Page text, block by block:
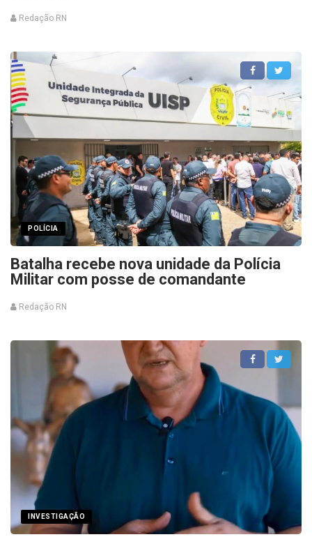
Redação RN
POLÍCIA
Batalha recebe nova unidade da Polícia
Militar com posse de comandante
Redação RN
INVESTIGAÇÃO